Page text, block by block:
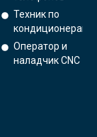
Техник по
кондиционерам
Оператор и
наладчик CNC